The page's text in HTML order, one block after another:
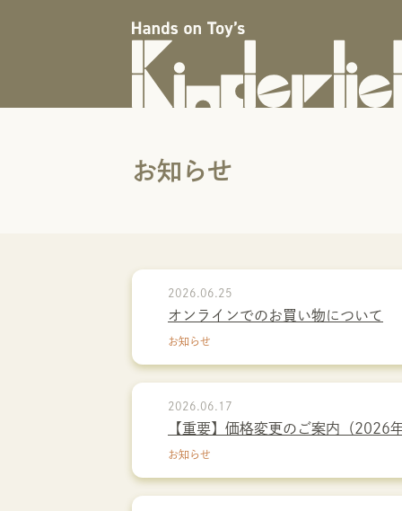
お知らせ
2026.06.25
オンラインでのお買い物について
お知らせ
2026.06.17
【重要】価格変更のご案内（2026
お知らせ